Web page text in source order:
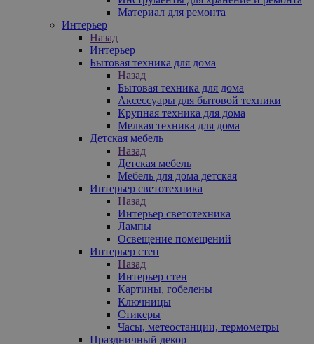
Материал для ремонта
Интерьер
Назад
Интерьер
Бытовая техника для дома
Назад
Бытовая техника для дома
Аксессуары для бытовой техники
Крупная техника для дома
Мелкая техника для дома
Детская мебель
Назад
Детская мебель
Мебель для дома детская
Интерьер светотехника
Назад
Интерьер светотехника
Лампы
Освещение помещений
Интерьер стен
Назад
Интерьер стен
Картины, гобелены
Ключницы
Стикеры
Часы, метеостанции, термометры
Праздничный декор